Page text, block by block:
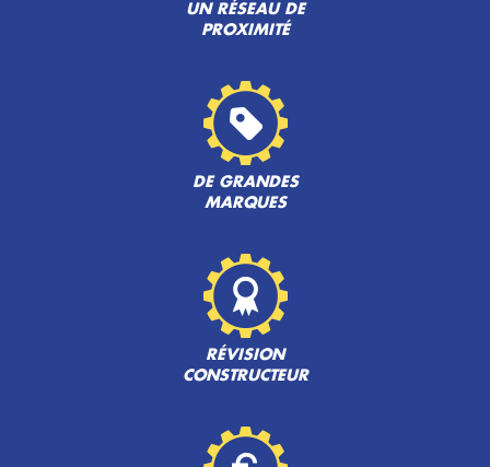
UN RÉSEAU DE
PROXIMITÉ
DE GRANDES
MARQUES
RÉVISION
CONSTRUCTEUR